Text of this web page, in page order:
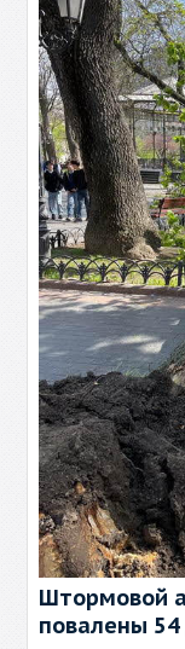
Штормовой
повалены